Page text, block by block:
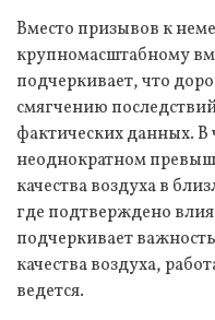
Вместо призывов к
крупномасштабному
подчеркивает, что
смягчению
фактических данных. В
неоднократном
качества воздуха в
где подтверждено
подчеркивает
качества воздуха,
ведется.